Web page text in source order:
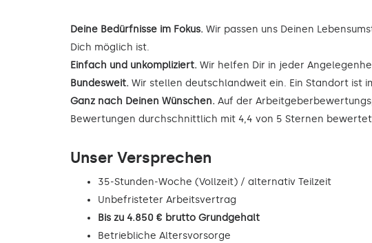
Deine Bedürfnisse im Fokus. Wir passen uns Deinen
Dich möglich ist.
Einfach und unkompliziert. Wir helfen Dir in jeder
Bundesweit. Wir stellen deutschlandweit ein. Ein Standort ist
Ganz nach Deinen Wünschen. Auf der
Bewertungen durchschnittlich mit 4,4 von 5 Sternen
Unser Versprechen
35-Stunden-Woche (Vollzeit) / alternativ Teilzeit
Unbefristeter Arbeitsvertrag
Bis zu 4.850 € brutto Grundgehalt
Betriebliche Altersvorsorge